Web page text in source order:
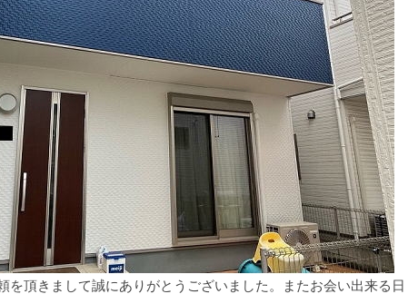
を頂きまして誠にありがとうございました。またお会い出来る日